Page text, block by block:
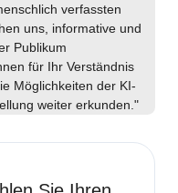
verfassten
uns, informative und
Publikum
für Ihr Verständnis
Möglichkeiten der KI-
weiter erkunden."